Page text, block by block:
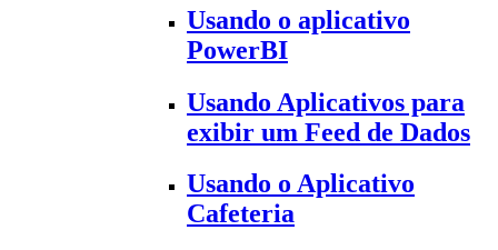
Usando o aplicativo
PowerBI
Usando Aplicativos para
exibir um Feed de Dados
Usando o Aplicativo
Cafeteria